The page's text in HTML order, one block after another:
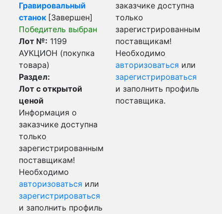
Гравировальный
станок [Завершен]
Победитель выбран
Лот №: 1199
АУКЦИОН (покупка
товара)
Раздел:
Лот с открытой
ценой
Информация о
заказчике доступна
только
зарегистрированным
поставщикам!
Необходимо
авторизоваться или
зарегистрироваться
и заполнить профиль
заказчике доступна
только
зарегистрированным
поставщикам!
Необходимо
авторизоваться или
зарегистрироваться
и заполнить профиль
поставщика.